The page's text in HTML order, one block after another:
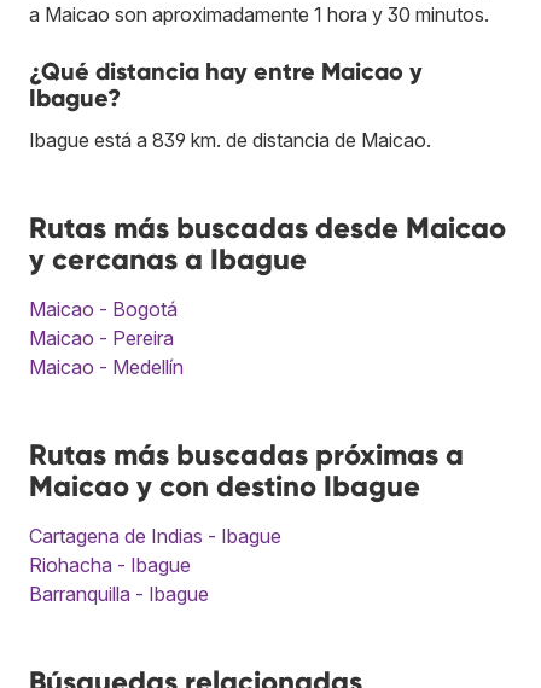
a Maicao son aproximadamente 1 hora y 30 minutos.
¿Qué distancia hay entre Maicao y
Ibague?
Ibague está a 839 km. de distancia de Maicao.
Rutas más buscadas desde Maicao
y cercanas a Ibague
Maicao - Bogotá
Maicao - Pereira
Maicao - Medellín
Rutas más buscadas próximas a
Maicao y con destino Ibague
Cartagena de Indias - Ibague
Riohacha - Ibague
Barranquilla - Ibague